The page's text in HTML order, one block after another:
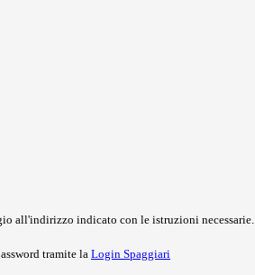
all'indirizzo indicato con le istruzioni necessarie.
tramite la Login Spaggiari